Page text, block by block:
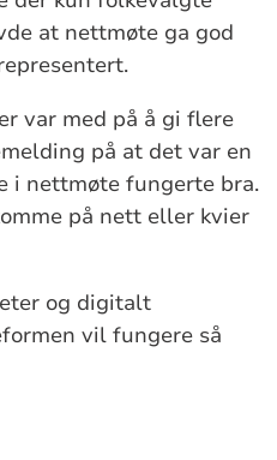
at nettmøte ga god
var med på å gi flere
på at det var en
i nettmøte fungerte bra.
på nett eller kvier
og digitalt
vil fungere så